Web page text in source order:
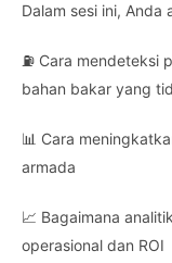
Dalam sesi ini, Anda
⛽ Cara mendeteksi
bahan bakar yang
📊 Cara
armada
📈 Bagaimana
operasional dan ROI